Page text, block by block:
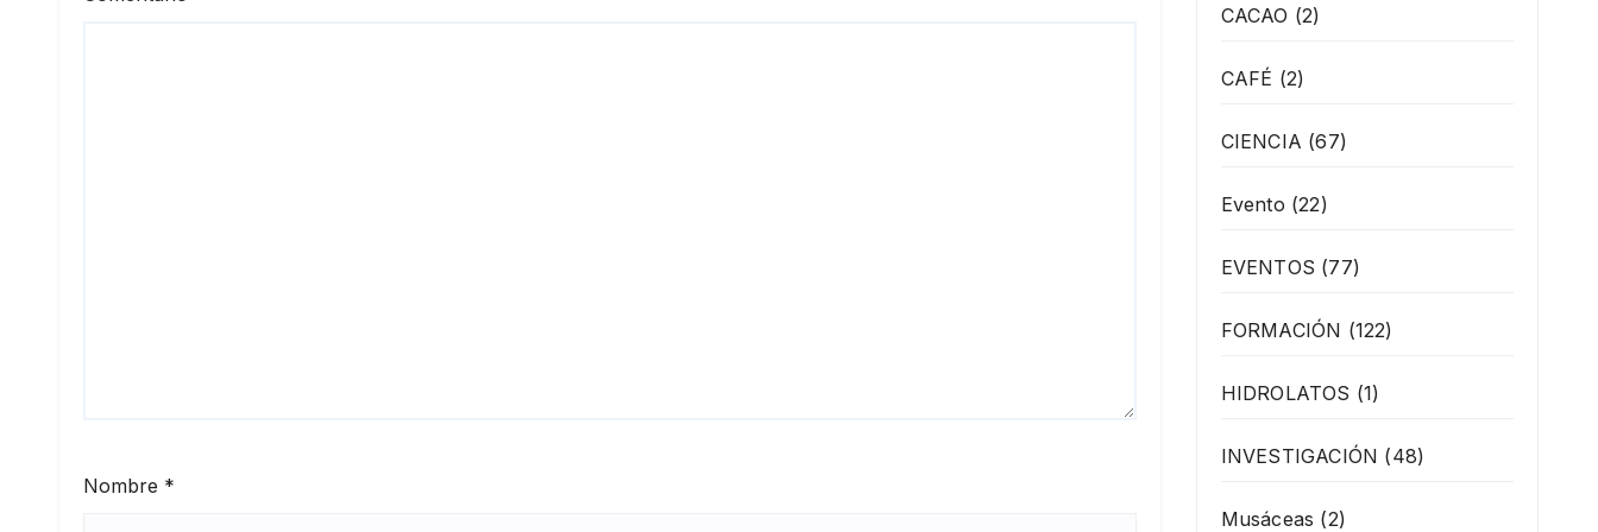
Nombre *
CACAO (2)
CAFÉ (2)
CIENCIA (67)
Evento (22)
EVENTOS (77)
FORMACIÓN (122)
HIDROLATOS (1)
INVESTIGACIÓN (48)
Musáceas (2)